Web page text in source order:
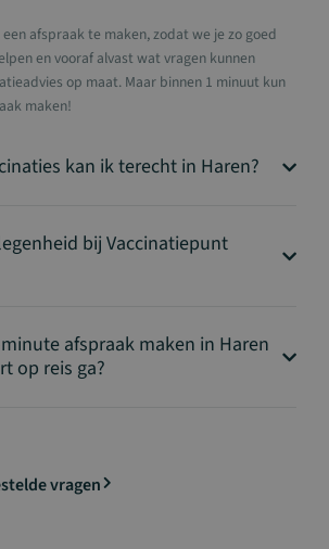
afspraak te maken, zodat we je zo goed
en vooraf alvast wat vragen kunnen
op maat. Maar binnen 1 minuut kun
maken!
kan ik terecht in Haren?
bij Vaccinatiepunt
afspraak maken in Haren
op reis ga?
vragen